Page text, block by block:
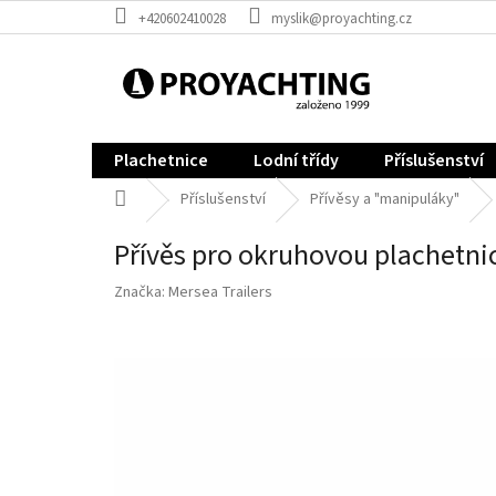
na
+420602410028 myslik@proyachting.cz
Plachetnice Lodní třídy Příslušenství
Domů Příslušenství Přívěsy a "manipuláky"
Přívěs pro okruhovou
Značka: Mersea Trailers